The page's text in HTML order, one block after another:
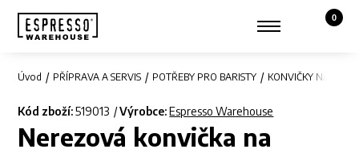
Zobrazit hledání
0
Košík,
Úvod PŘÍPRAVA A SERVIS POTŘEBY PRO BARISTY KONVIČKY NA
Kód zboží:519013 Výrobce: Espresso Warehouse
Nerezová konvička na